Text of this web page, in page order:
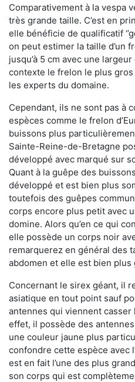
Comparativement à la vespa
très grande taille. C’est en
elle bénéficie de qualificatif
on peut estimer la taille d’un
jusqu’à 5 cm avec une largeur
contexte le frelon le plus
les experts du domaine.
Cependant, ils ne sont pas à
espèces comme le frelon
buissons plus
Sainte-Reine-de-Bretagne
développé avec marqué sur
Quant à la guêpe des
développé et est bien plus
toutefois des guêpes
corps encore plus petit avec
domine. Alors qu’en ce qui
elle possède un corps noir
remarquerez en général des
abdomen et elle est bien plus
Concernant le sirex géant, il
asiatique en tout point sauf
antennes qui viennent casser
effet, il possède des
une couleur jaune plus
confondre cette espèce avec
est en fait l’une des plus
son corps qui est